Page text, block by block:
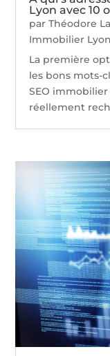
Lyon avec 10
parThéodore
Immobilier Lyon
La première
les bons mots-
SEO
réellement